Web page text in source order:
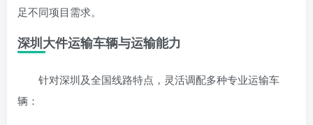
足不同项目需求。
深圳大件运输车辆与运输能力
针对深圳及全国线路特点，灵活调配多种专业运输车
辆：